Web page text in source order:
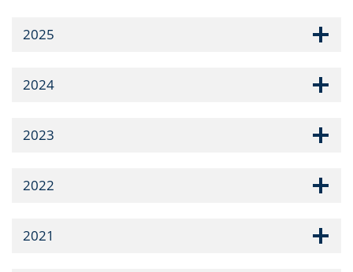
2025
2024
2023
2022
2021